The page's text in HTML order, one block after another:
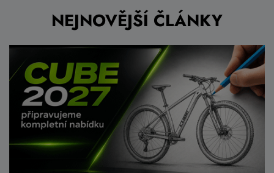
NEJNOVĚJŠÍ ČLÁNKY